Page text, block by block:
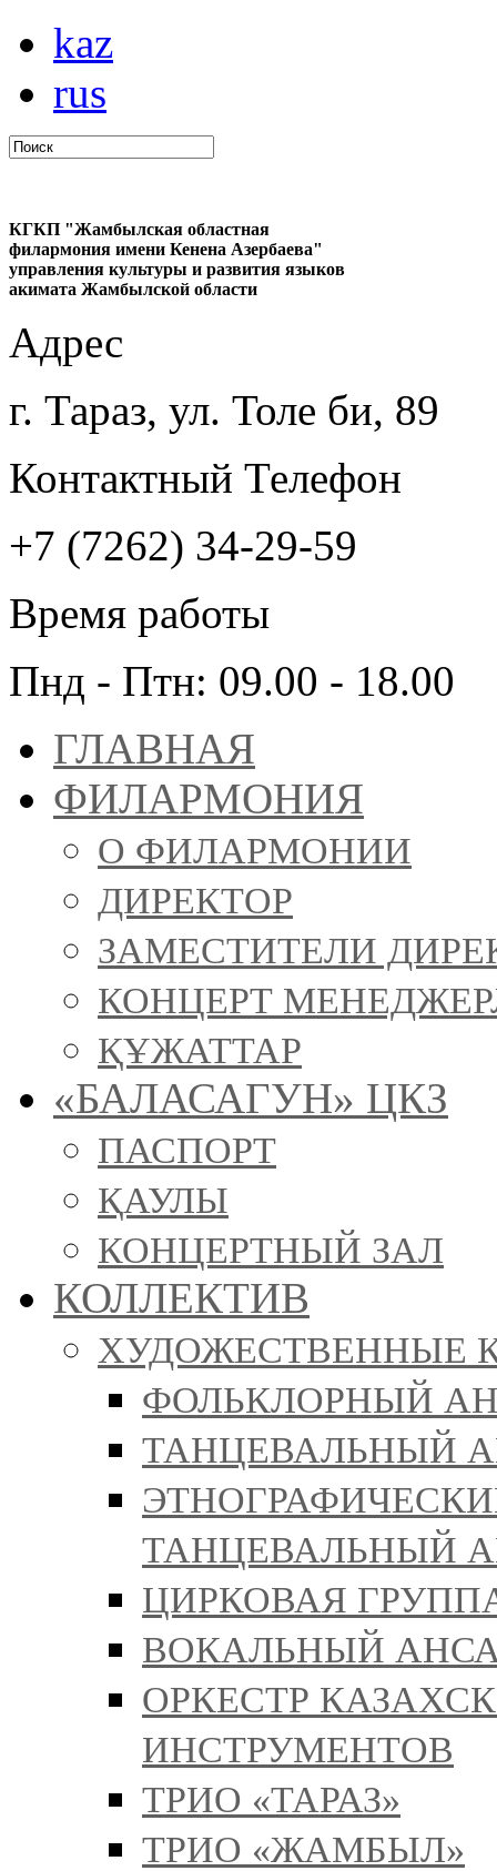
kaz
rus
КГКП "Жамбылская областная
филармония имени Кенена Азербаева"
управления культуры и развития языков
акимата Жамбылской области
Адрес
г. Тараз, ул. Толе би, 89
Контактный Телефон
+7 (7262) 34-29-59
Время работы
Пнд - Птн: 09.00 - 18.00
ГЛАВНАЯ
ФИЛАРМОНИЯ
О ФИЛАРМОНИИ
ДИРЕКТОР
ЗАМЕСТИТЕЛИ
КОНЦЕРТ
ҚҰЖАТТАР
«БАЛАСАГУН» ЦКЗ
ПАСПОРТ
ҚАУЛЫ
КОНЦЕРТНЫЙ ЗАЛ
КОЛЛЕКТИВ
ХУДОЖЕСТВЕННЫЕ
ФОЛЬКЛОРНЫЙ
ТАНЦЕВАЛЬНЫЙ
ТАНЦЕВАЛЬНЫЙ
ЦИРКОВАЯ
ВОКАЛЬНЫЙ
ОРКЕСТР
ИНСТРУМЕНТОВ
ТРИО «ТАРАЗ»
ТРИО «ЖАМБЫЛ»